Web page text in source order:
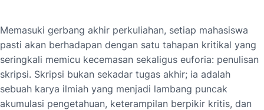
Memasuki gerbang akhir perkuliahan, setiap mahasiswa
pasti akan berhadapan dengan satu tahapan kritikal yang
seringkali memicu kecemasan sekaligus euforia: penulisan
skripsi. Skripsi bukan sekadar tugas akhir; ia adalah
sebuah karya ilmiah yang menjadi lambang puncak
akumulasi pengetahuan, keterampilan berpikir kritis, dan